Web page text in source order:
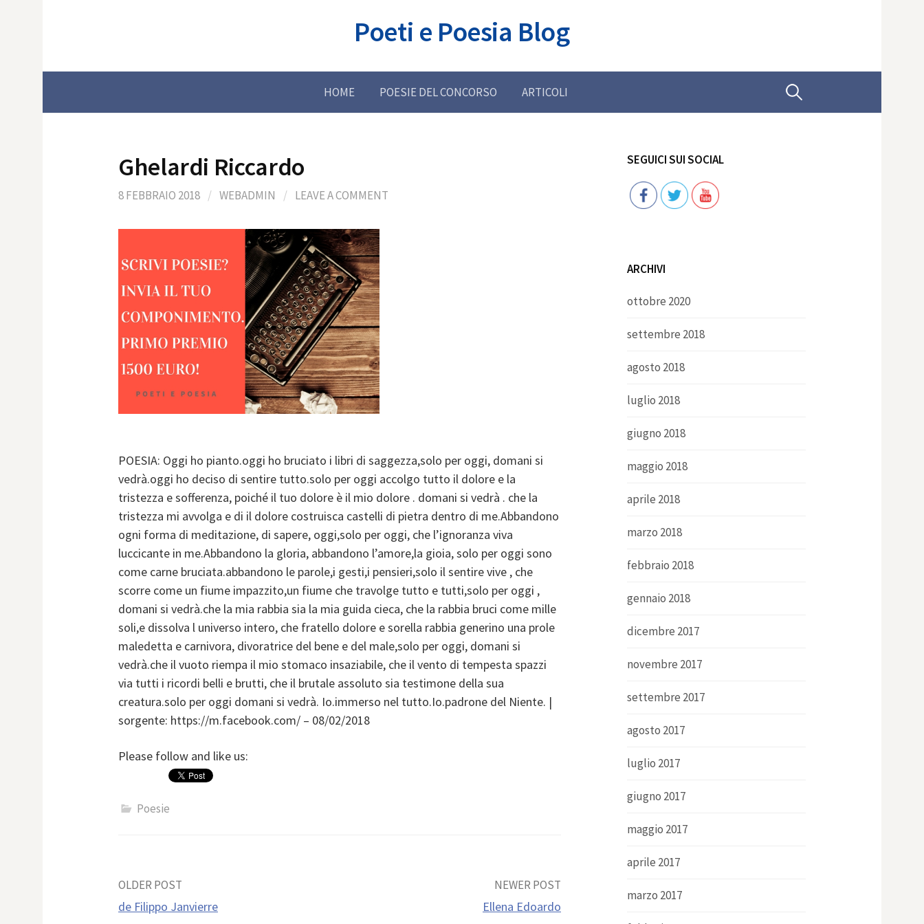
Poeti e Poesia Blog
HOME POESIE DEL CONCORSO ARTICOLI Ricerca
Ghelardi Riccardo
8 FEBBRAIO 2018 / WEBADMIN / LEAVE A COMMENT
POESIA: Oggi ho pianto.oggi ho bruciato i libri di saggezza,solo per oggi, domani si
vedrà.oggi ho deciso di sentire tutto.solo per oggi accolgo tutto il dolore e la
tristezza e sofferenza, poiché il tuo dolore è il mio dolore . domani si vedrà . che la
tristezza mi avvolga e di il dolore costruisca castelli di pietra dentro di me.Abbandono
ogni forma di meditazione, di sapere, oggi,solo per oggi, che l’ignoranza viva
luccicante in me.Abbandono la gloria, abbandono l’amore,la gioia, solo per oggi sono
come carne bruciata.abbandono le parole,i gesti,i pensieri,solo il sentire vive , che
scorre come un fiume impazzito,un fiume che travolge tutto e tutti,solo per oggi ,
domani si vedrà.che la mia rabbia sia la mia guida cieca, che la rabbia bruci come mille
soli,e dissolva l universo intero, che fratello dolore e sorella rabbia generino una prole
maledetta e carnivora, divoratrice del bene e del male,solo per oggi, domani si
vedrà.che il vuoto riempa il mio stomaco insaziabile, che il vento di tempesta spazzi
via tutti i ricordi belli e brutti, che il brutale assoluto sia testimone della sua
creatura.solo per oggi domani si vedrà. Io.immerso nel tutto.Io.padrone del Niente. |
sorgente: https://m.facebook.com/ – 08/02/2018
Please follow and like us:
Poesie
Post
OLDER POST
de Filippo Janvierre
NEWER POST
Ellena Edoardo
SEGUICI SUI SOCIAL
Follow
ARCHIVI
ottobre 2020
settembre 2018
agosto 2018
luglio 2018
giugno 2018
maggio 2018
aprile 2018
marzo 2018
febbraio 2018
gennaio 2018
dicembre 2017
novembre 2017
settembre 2017
agosto 2017
luglio 2017
giugno 2017
maggio 2017
aprile 2017
marzo 2017